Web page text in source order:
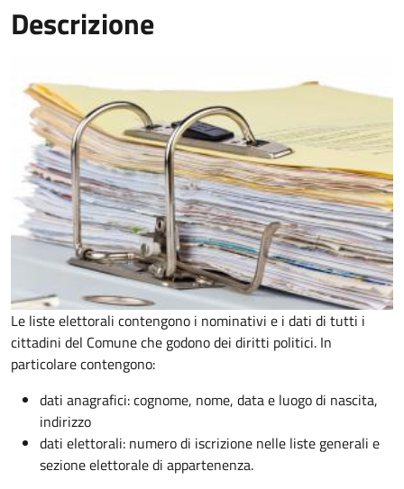
Descrizione
Le liste elettorali contengono i nominativi e i dati di tutti i
cittadini del Comune che godono dei diritti politici. In
particolare contengono:
dati anagrafici: cognome, nome, data e luogo di nascita,
indirizzo
dati elettorali: numero di iscrizione nelle liste generali e
sezione elettorale di appartenenza.